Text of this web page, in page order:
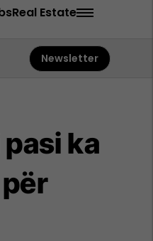
Real Estate
Newsletter
ka